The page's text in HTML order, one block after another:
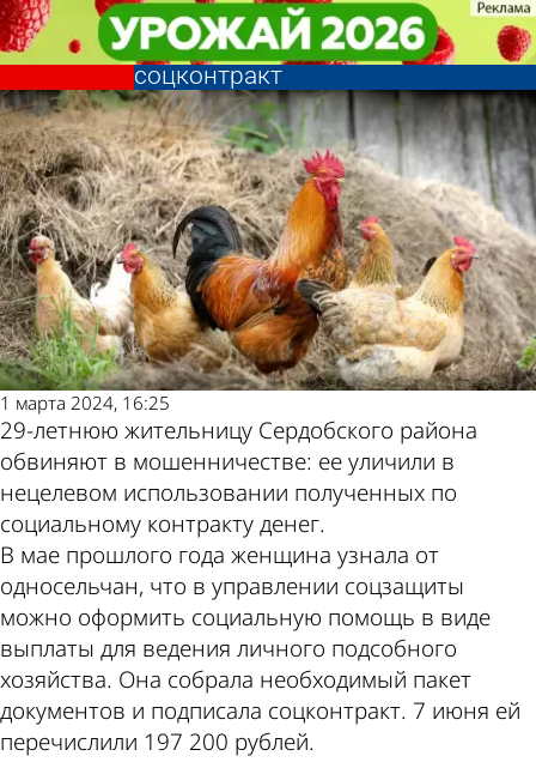
Жительница Сердобского района
раздала долги, оформив
соцконтракт
Криминал
1 марта 2024, 16:25
29-летнюю жительницу Сердобского района
обвиняют в мошенничестве: ее уличили в
нецелевом использовании полученных по
социальному контракту денег.
В мае прошлого года женщина узнала от
односельчан, что в управлении соцзащиты
можно оформить социальную помощь в виде
выплаты для ведения личного подсобного
хозяйства. Она собрала необходимый пакет
документов и подписала соцконтракт. 7 июня ей
перечислили 197 200 рублей.
Жительница Сердобского района
раздала долги, оформив
соцконтракт
Криминал
Другие новости
по теме
Погода и курсы
валют в Пензе